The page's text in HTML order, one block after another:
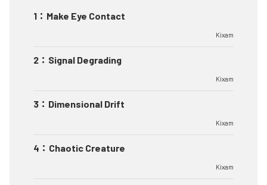
1 ： Make Eye Contact
Kixam
2 ： Signal Degrading
Kixam
3 ： Dimensional Drift
Kixam
4 ： Chaotic Creature
Kixam